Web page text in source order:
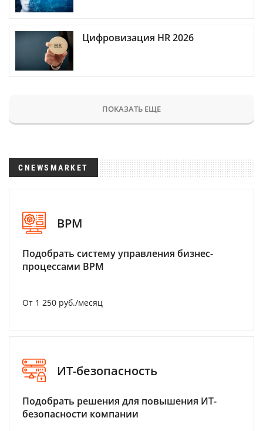
Цифровизация HR 2026
ПОКАЗАТЬ ЕЩЕ
CNEWSMARKET
BPM
Подобрать систему управления бизнес-
процессами BPM
От 1 250 руб./месяц
ИТ-безопасность
Подобрать решения для повышения ИТ-
безопасности компании